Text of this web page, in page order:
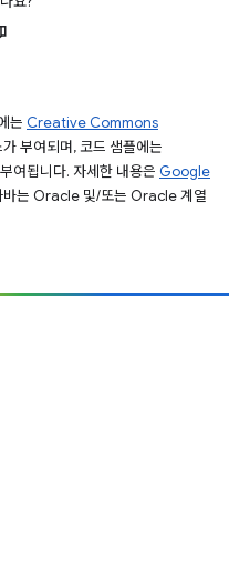
는 Creative Commons
부여되며, 코드 샘플에는
여됩니다. 자세한 내용은 Google
바는 Oracle 및/또는 Oracle 계열